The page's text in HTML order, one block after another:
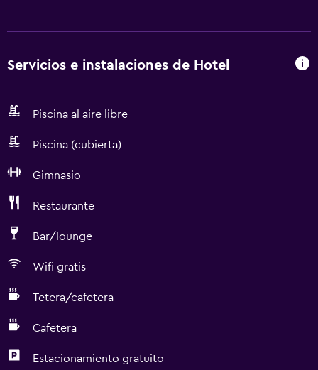
Servicios e instalaciones de Hotel
Piscina al aire libre
Piscina (cubierta)
Gimnasio
Restaurante
Bar/lounge
Wifi gratis
Tetera/cafetera
Cafetera
Estacionamiento gratuito